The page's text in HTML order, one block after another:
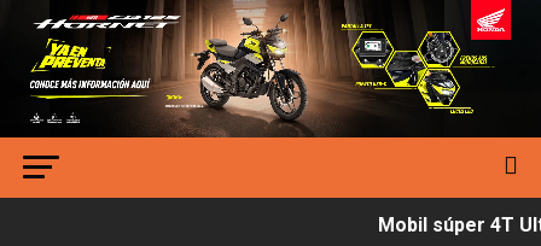
Mobil súper 4T